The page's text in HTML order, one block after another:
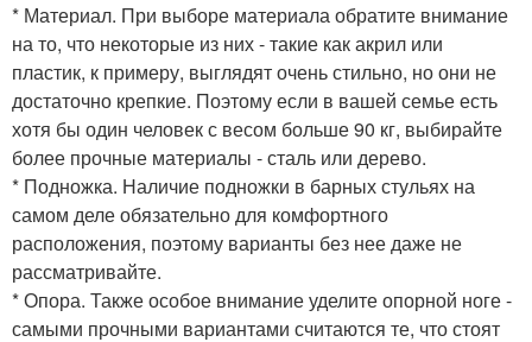
* Материал. При выборе материала обратите внимание
на то, что некоторые из них - такие как акрил или
пластик, к примеру, выглядят очень стильно, но они не
достаточно крепкие. Поэтому если в вашей семье есть
хотя бы один человек с весом больше 90 кг, выбирайте
более прочные материалы - сталь или дерево.
* Подножка. Наличие подножки в барных стульях на
самом деле обязательно для комфортного
расположения, поэтому варианты без нее даже не
рассматривайте.
* Опора. Также особое внимание уделите опорной ноге -
самыми прочными вариантами считаются те, что стоят